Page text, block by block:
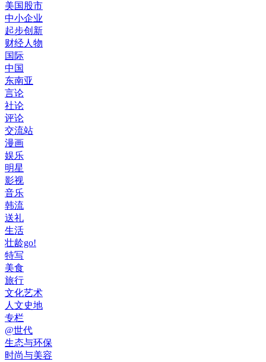
美国股市
中小企业
起步创新
财经人物
国际
中国
东南亚
言论
社论
评论
交流站
漫画
娱乐
明星
影视
音乐
韩流
送礼
生活
壮龄go!
特写
美食
旅行
文化艺术
人文史地
专栏
@世代
生态与环保
时尚与美容